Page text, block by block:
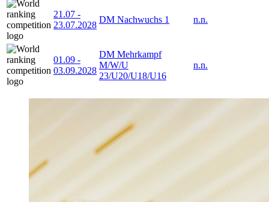
21.07 -
23.07.2028
DM Nachwuchs 1 n.n.
01.09 -
03.09.2028
DM Mehrkampf
M/W/U
23/U20/U18/U16
n.n.